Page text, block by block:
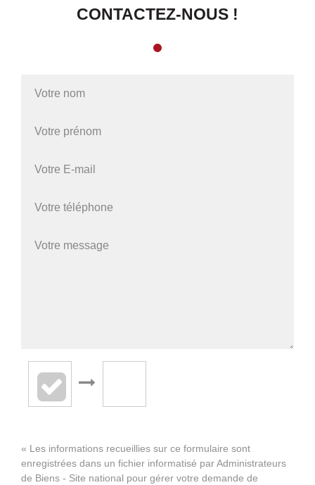
CONTACTEZ-NOUS !
« Les informations recueillies sur ce formulaire sont
enregistrées dans un fichier informatisé par Administrateurs
de Biens - Site national pour gérer votre demande de